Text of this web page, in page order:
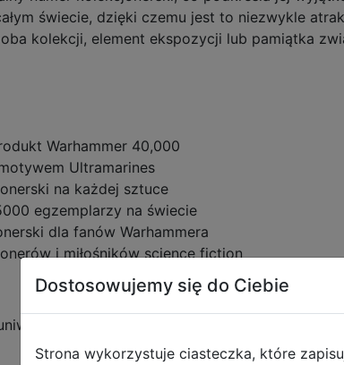
świecie, dzięki czemu jest to niezwykle
kolekcji, element ekspozycji lub pamiątka
Warhammer 40,000
Ultramarines
na każdej sztuce
egzemplarzy na świecie
dla fanów Warhammera
i miłośników science fiction
science fiction stworzone przez
Dostosowujemy się do Ciebie
Strona wykorzystuje ciasteczka, które